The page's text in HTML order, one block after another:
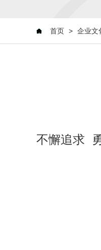
首页 > 企业文
不懈追求